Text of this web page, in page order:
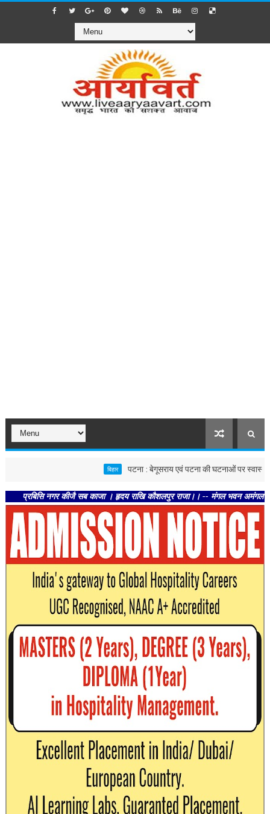
पटना : बेगूसराय एवं पटना की घटनाओं पर स्वास्थ्य विभाग
नगर कीजै सब काजा । हृदय राखि कौशलपुर राजा।। -- मंगल भवन अमंगल हारी।